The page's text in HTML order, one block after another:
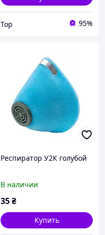
Top 95%
Респиратор У2К голубой
В наличии
35₴
Купить